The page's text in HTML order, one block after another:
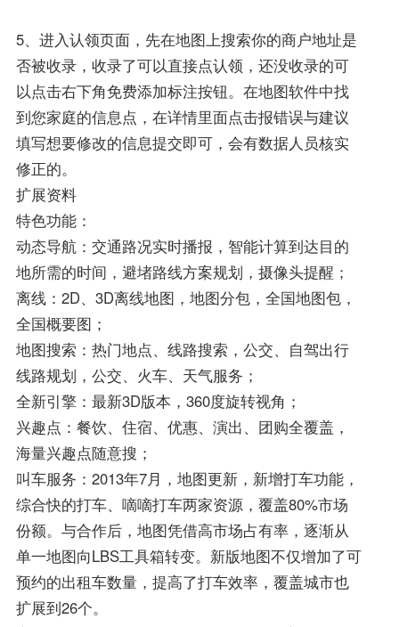
5、进入认领页面，先在地图上搜索你的商户地址是
否被收录，收录了可以直接点认领，还没收录的可
以点击右下角免费添加标注按钮。在地图软件中找
到您家庭的信息点，在详情里面点击报错误与建议
填写想要修改的信息提交即可，会有数据人员核实
修正的。
扩展资料
特色功能：
动态导航：交通路况实时播报，智能计算到达目的
地所需的时间，避堵路线方案规划，摄像头提醒；
离线：2D、3D离线地图，地图分包，全国地图包，
全国概要图；
地图搜索：热门地点、线路搜索，公交、自驾出行
线路规划，公交、火车、天气服务；
全新引擎：最新3D版本，360度旋转视角；
兴趣点：餐饮、住宿、优惠、演出、团购全覆盖，
海量兴趣点随意搜；
叫车服务：2013年7月，地图更新，新增打车功能，
综合快的打车、嘀嘀打车两家资源，覆盖80%市场
份额。与合作后，地图凭借高市场占有率，逐渐从
单一地图向LBS工具箱转变。新版地图不仅增加了可
预约的出租车数量，提高了打车效率，覆盖城市也
扩展到26个。